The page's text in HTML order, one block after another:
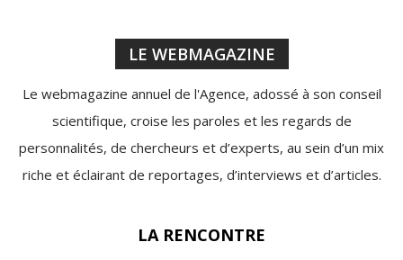
LE WEBMAGAZINE
Le webmagazine annuel de l'Agence, adossé à son conseil
scientifique, croise les paroles et les regards de
personnalités, de chercheurs et d’experts, au sein d’un mix
riche et éclairant de reportages, d’interviews et d’articles.
LA RENCONTRE